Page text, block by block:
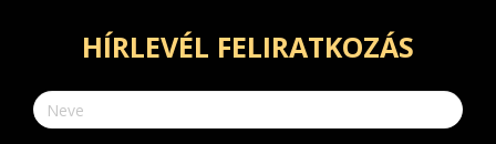
HÍRLEVÉL FELIRATKOZÁS